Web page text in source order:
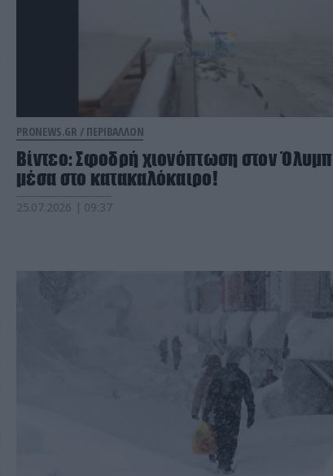
PRONEWS.GR / ΠΕΡΙΒΑΛΛΟΝ
Βίντεο: Σφοδρή χιονόπτωση στον
μέσα στο κατακαλόκαιρο!
25.07.2026 | 09:37